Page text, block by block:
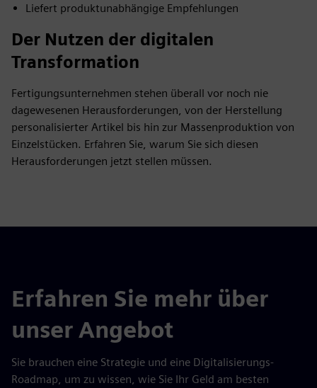
Liefert produktunabhängige Empfehlungen
Der Nutzen der digitalen
Transformation
Fertigungsunternehmen stehen überall vor noch nie
dagewesenen Herausforderungen, von der Herstellung
personalisierter Artikel bis hin zur Massenproduktion von
Einzelstücken. Erfahren Sie, warum Sie sich diesen
Herausforderungen jetzt stellen müssen.
Erfahren Sie mehr über
unser Angebot
Sie brauchen eine Strategie und eine Digitalisierungs-
Roadmap, um zu wissen, wie Sie Ihr Geld am besten